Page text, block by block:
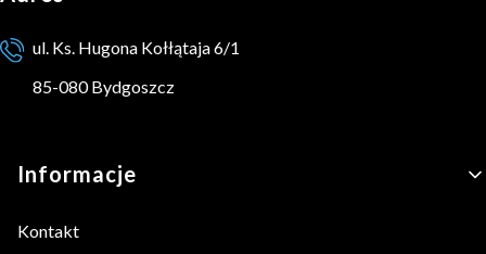
ul. Ks. Hugona Kołłątaja 6/1
85-080 Bydgoszcz
Linki w stopce
Informacje
Kontakt